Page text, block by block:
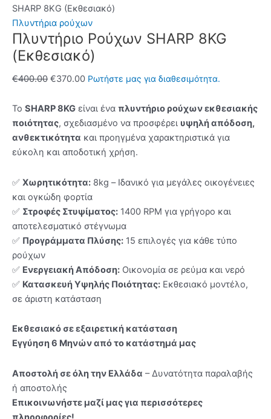
SHARP 8KG (Εκθεσιακό)
Πλυντήρια ρούχων
Πλυντήριο Ρούχων SHARP 8KG
(Εκθεσιακό)
€400.00 Original
was:
€400.00.
€370.00Η
τιμή
είναι:
€370.00.
Ρωτήστε μας για διαθεσιμότητα.
Το SHARP 8KG είναι ένα πλυντήριο ρούχων εκθεσιακής
ποιότητας, σχεδιασμένο να προσφέρει υψηλή απόδοση,
ανθεκτικότητα και προηγμένα χαρακτηριστικά για
εύκολη και αποδοτική χρήση.
✅ Χωρητικότητα: 8kg – Ιδανικό για μεγάλες οικογένειες
και ογκώδη φορτία
✅ Στροφές Στυψίματος: 1400 RPM για γρήγορο και
αποτελεσματικό στέγνωμα
✅ Προγράμματα Πλύσης: 15 επιλογές για κάθε τύπο
ρούχων
✅ Ενεργειακή Απόδοση: Οικονομία σε ρεύμα και νερό
✅ Κατασκευή Υψηλής Ποιότητας: Εκθεσιακό μοντέλο,
σε άριστη κατάσταση
Εκθεσιακό σε εξαιρετική κατάσταση
Εγγύηση 6 Μηνών από το κατάστημά μας
Αποστολή σε όλη την Ελλάδα – Δυνατότητα παραλαβής
ή αποστολής
Επικοινωνήστε μαζί μας για περισσότερες